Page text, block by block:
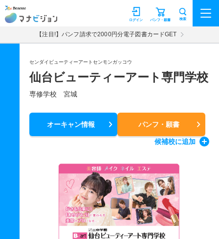
マナビジョン パンフ・願書
ログイン 検索
【注目!】パンフ請求で2000円分電子図書カードGET
センダイビューティーアートセンモンガッコウ
仙台ビューティーアート専門学校
専修学校 宮城
オーキャン情報 パンフ・願書
候補校に追加